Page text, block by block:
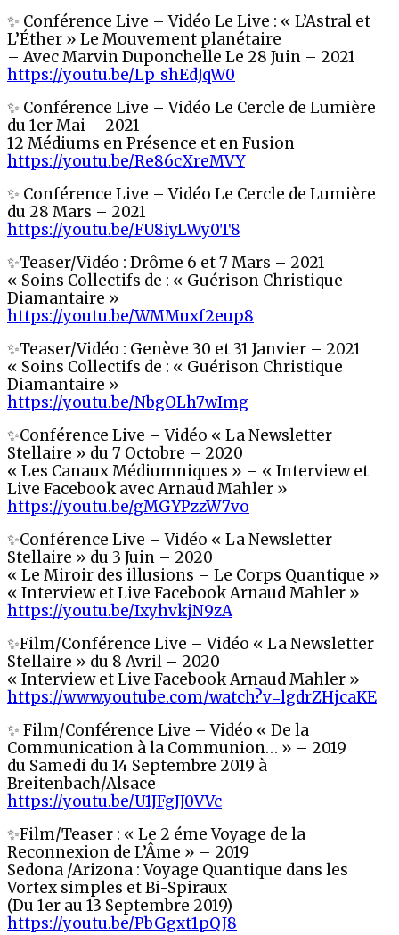
✨ Conférence Live – Vidéo Le Live : « L’Astral et
L’Éther » Le Mouvement planétaire
– Avec Marvin Duponchelle Le 28 Juin – 2021
https://youtu.be/Lp_shEdJqW0
✨ Conférence Live – Vidéo Le Cercle de Lumière
du 1er Mai – 2021
12 Médiums en Présence et en Fusion
https://youtu.be/Re86cXreMVY
✨ Conférence Live – Vidéo Le Cercle de Lumière
du 28 Mars – 2021
https://youtu.be/FU8iyLWy0T8
✨Teaser/Vidéo : Drôme 6 et 7 Mars – 2021
« Soins Collectifs de : « Guérison Christique
Diamantaire »
https://youtu.be/WMMuxf2eup8
✨Teaser/Vidéo : Genève 30 et 31 Janvier – 2021
« Soins Collectifs de : « Guérison Christique
Diamantaire »
https://youtu.be/NbgOLh7wImg
✨Conférence Live – Vidéo « La Newsletter
Stellaire » du 7 Octobre – 2020
« Les Canaux Médiumniques » – « Interview et
Live Facebook avec Arnaud Mahler »
https://youtu.be/gMGYPzzW7vo
✨Conférence Live – Vidéo « La Newsletter
Stellaire » du 3 Juin – 2020
« Le Miroir des illusions – Le Corps Quantique »
« Interview et Live Facebook Arnaud Mahler »
https://youtu.be/IxyhvkjN9zA
✨Film/Conférence Live – Vidéo « La Newsletter
Stellaire » du 8 Avril – 2020
« Interview et Live Facebook Arnaud Mahler »
https://www.youtube.com/watch?v=lgdrZHjcaKE
✨ Film/Conférence Live – Vidéo « De la
Communication à la Communion… » – 2019
du Samedi du 14 Septembre 2019 à
Breitenbach/Alsace
https://youtu.be/U1JFgJJ0VVc
✨Film/Teaser : « Le 2 éme Voyage de la
Reconnexion de L’Âme » – 2019
Sedona /Arizona : Voyage Quantique dans les
Vortex simples et Bi-Spiraux
(Du 1er au 13 Septembre 2019)
https://youtu.be/PbGgxt1pQJ8